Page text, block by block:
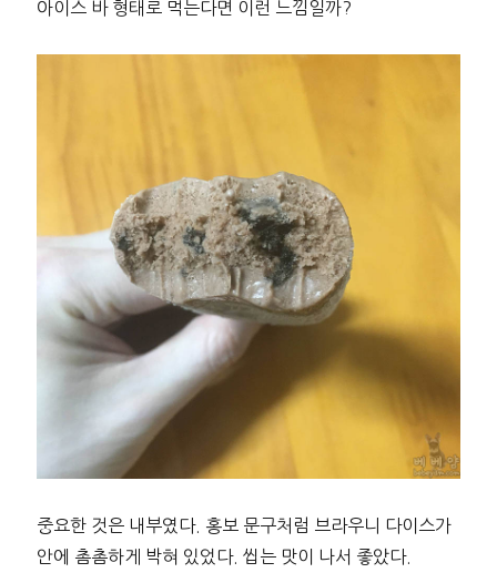
아이스 바 형태로 먹는다면 이런 느낌일까?
중요한 것은 내부였다. 홍보 문구처럼 브라우니 다이스가
안에 촘촘하게 박혀 있었다. 씹는 맛이 나서 좋았다.